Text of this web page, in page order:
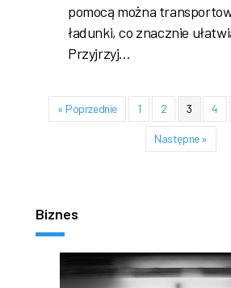
pomocą można
ładunki, co znacznie
Przyjrzyj…
« Poprzednie 1 2 3 4
Następne »
Biznes